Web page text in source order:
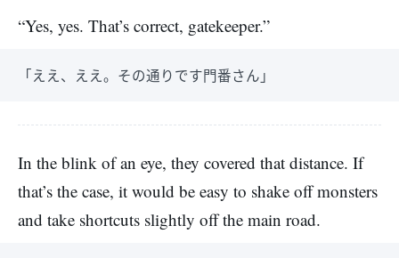
“Yes, yes. That’s correct, gatekeeper.”
「ええ、ええ。その通りです門番さん」
In the blink of an eye, they covered that distance. If
that’s the case, it would be easy to shake off monsters
and take shortcuts slightly off the main road.